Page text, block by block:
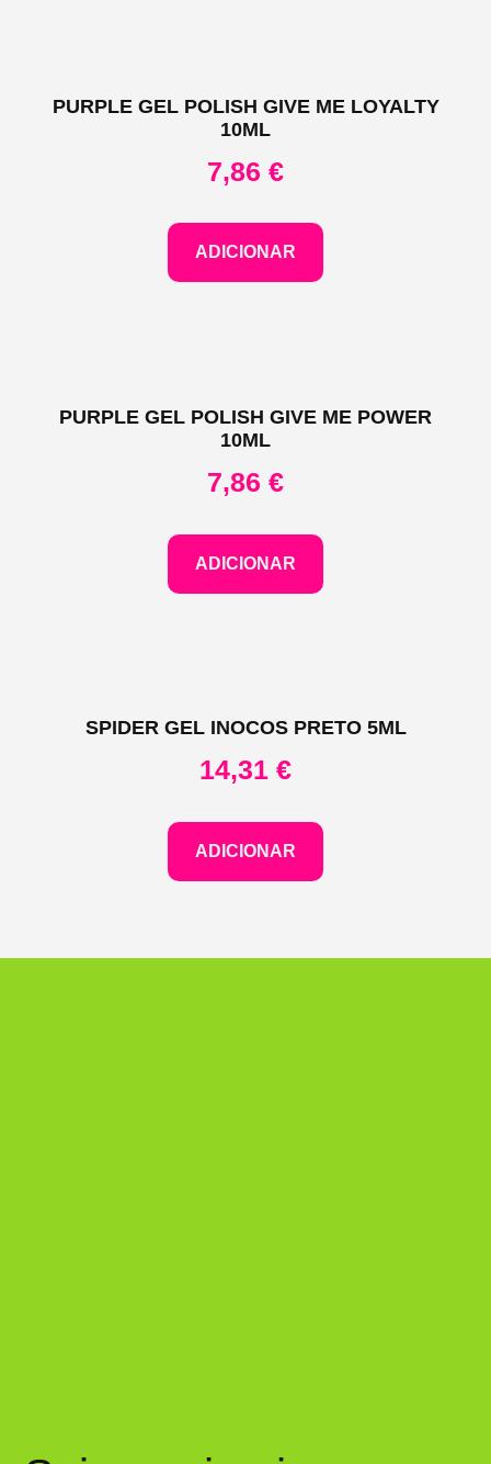
PURPLE GEL POLISH GIVE ME LOYALTY
10ML
7,86 €
ADICIONAR
PURPLE GEL POLISH GIVE ME POWER
10ML
7,86 €
ADICIONAR
SPIDER GEL INOCOS PRETO 5ML
14,31 €
ADICIONAR